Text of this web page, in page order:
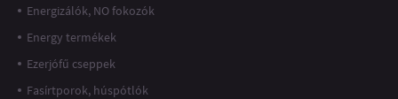
Energizálók, NO fokozók
Energy termékek
Ezerjófű cseppek
Fasírtporok, húspótlók